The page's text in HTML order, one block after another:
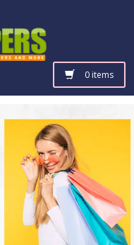
0 items